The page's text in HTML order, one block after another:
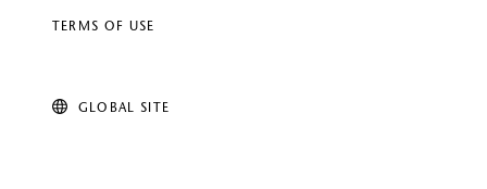
TERMS OF USE
GLOBAL SITE